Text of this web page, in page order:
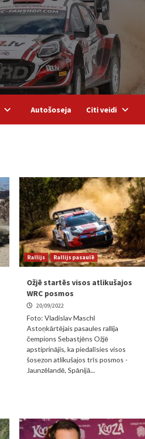
Autošoseja Citi veidi
Rallijs Rallijs pasaulē
Ožjē startēs visos atlikušajos
WRC posmos
20/09/2022
Foto: Vladislav Maschl
Astoņkārtējais pasaules rallija
čempions Sebastjēns Ožjē
apstiprinājis, ka piedalīsies visos
šosezon atlikušajos trīs posmos -
Jaunzēlandē, Spānijā...